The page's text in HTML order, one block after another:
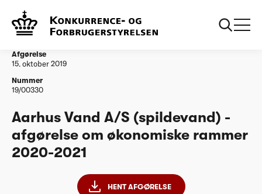
Vandtilsyn
økonomiske rammer 2020-2021
Afgørelse
15. oktober 2019
Nummer
19/00330
Aarhus Vand A/S (spildevand) -
afgørelse om økonomiske rammer
2020-2021
HENT AFGØRELSE